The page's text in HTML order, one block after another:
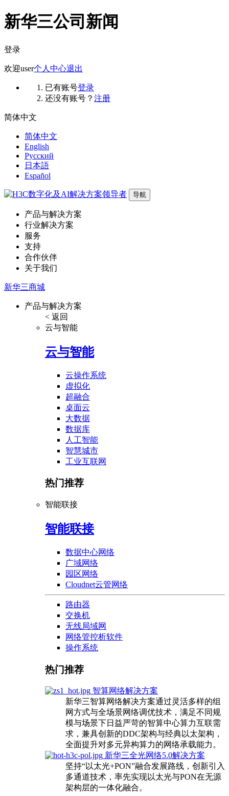
新华三公司新闻
登录
欢迎user个人中心退出
已有账号登录
还没有账号？ 注册
简体中文
简体中文
English
Русский
日本語
Español
导航
产品与解决方案
行业解决方案
服务
支持
合作伙伴
关于我们
新华三商城
产品与解决方案
< 返回
云与智能
云与智能
云操作系统
虚拟化
超融合
桌面云
大数据
数据库
人工智能
智慧城市
工业互联网
热门推荐
智能联接
智能联接
数据中心网络
广域网络
园区网络
Cloudnet云管网络
路由器
交换机
无线局域网
网络管控析软件
操作系统
热门推荐
智算网络解决方案
新华三智算网络解决方案通过灵活多样的组
网方式与全场景网络调优技术，满足不同规
模与场景下日益严苛的智算中心算力互联需
求，兼具创新的DDC架构与经典以太架构，
全面提升对多元异构算力的网络承载能力。
新华三全光网络5.0解决方案
坚持“以太光+PON”融合发展路线，创新引入
多通道技术，率先实现以太光与PON在无源
架构层的一体化融合。